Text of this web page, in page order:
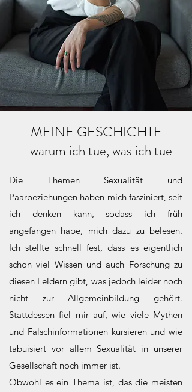
MEINE GESCHICHTE
- warum ich tue, was ich tue
Die Themen Sexualität und
Paarbeziehungen haben mich fasziniert, seit
ich denken kann, sodass ich früh
angefangen habe, mich dazu zu belesen.
Ich stellte schnell fest, dass es eigentlich
schon viel Wissen und auch Forschung zu
diesen Feldern gibt, was jedoch leider noch
nicht zur Allgemeinbildung gehört.
Stattdessen fiel mir auf, wie viele Mythen
und Falschinformationen kursieren und wie
tabuisiert vor allem Sexualität in unserer
Gesellschaft noch immer ist.
Obwohl es ein Thema ist, das die meisten